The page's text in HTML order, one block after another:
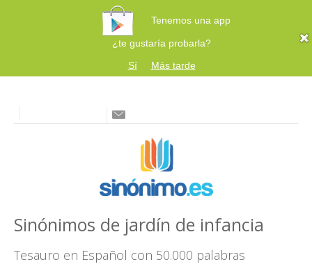
Tenemos una app
¿te gustaría probarla?
Sí
Más tarde
Sinónimos de jardín de infancia
Tesauro en Español con 50.000 palabras